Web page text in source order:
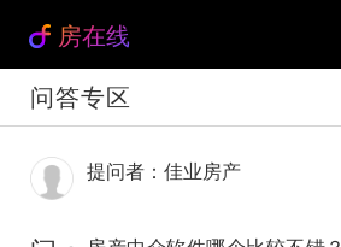
房在线
问答专区
提问者：佳业房产